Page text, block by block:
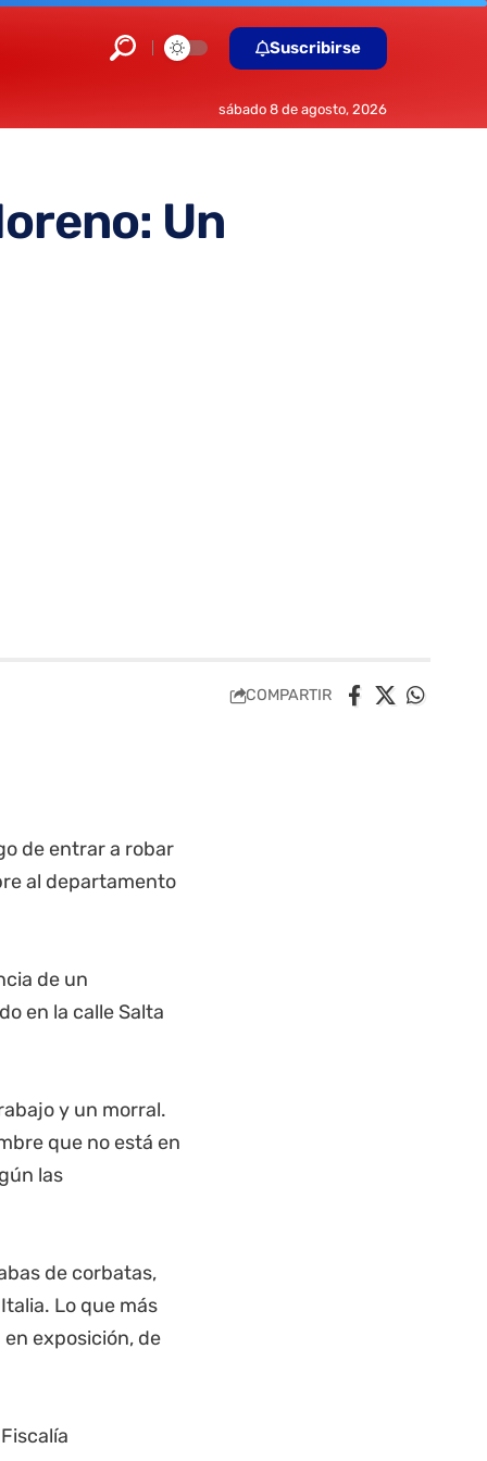
Suscribirse
sábado 8 de agosto, 2026
Un
COMPARTIR
de entrar a robar
al departamento
de un
en la calle Salta
y un morral.
que no está en
las
de corbatas,
Lo que más
exposición, de